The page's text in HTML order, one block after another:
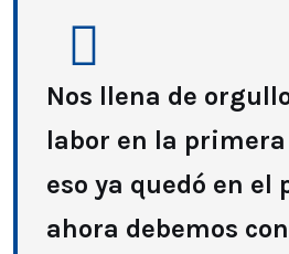
Nos llena de
labor en la
eso ya quedó en el
ahora debemos